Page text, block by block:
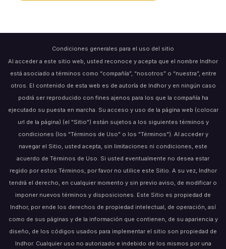
Condiciones generales para el uso del sitio
Al acceder a este sitio web, usted reconoce y acepta que el nombre Indhor
está asociado a términos como “compañía”, “nosotros” o “nuestra”, entre
otros. El contenido de esta web es de autoría de Indhor y en ningún caso
podrá ser reproducido con fines ajenos para los que la compañía ha
ejecutado su puesta en marcha. Su acceso y uso de la página web (colocar
url de la página) (el "Sitio") están sujetos a los siguientes términos y
condiciones (los "Términos de Uso" o los "Términos"). Al acceder y
navegar el Sitio, usted acepta, sin limitaciones ni condiciones, este
acuerdo de Términos de Uso. Si usted eventualmente no desea estar
regido por estos Términos, por favor no utilice este Sitio. A su vez, Indhor
tendrá el derecho, en cualquier momento y sin previo aviso, de modificar o
imponer nuevos términos y disposiciones. Este Sitio es propiedad de
Indhor, por ende los derechos de propiedad intelectual, de operación, así
como de sus páginas y de la información que contienen, de su apariencia y
diseño, de los códigos usados para implementar el sitio son propiedad de
Indhor. Cualquier uso no autorizado e indebido de los mismos por una